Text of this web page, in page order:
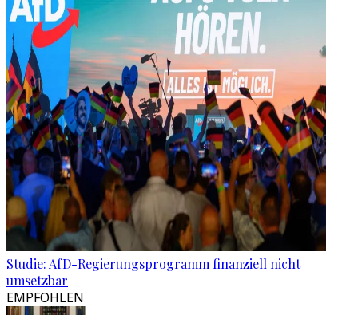
Studie: AfD-Regierungsprogramm finanziell nicht
umsetzbar
EMPFOHLEN